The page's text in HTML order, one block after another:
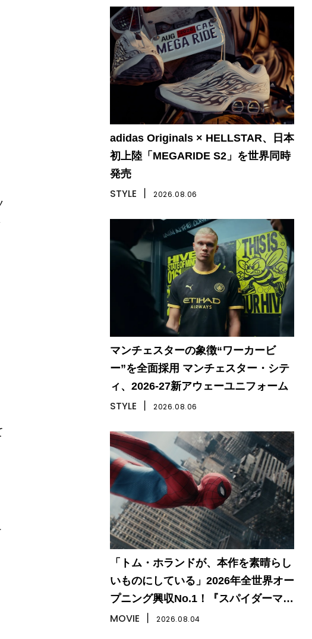
adidas Originals × HELLSTAR、日本
初上陸「MEGARIDE S2」を世界同時
発売
STYLE 2026.08.06
マンチェスターの象徴“ワーカービ
ー”を全面採用 マンチェスター・シテ
ィ、2026-27新アウェーユニフォーム
STYLE 2026.08.06
「トム・ホランドが、本作を素晴らし
いものにしている」2026年全世界オー
プニング興収No.1！『スパイダーマ
ン：ブランド・ニュー・デイ』
MOVIE 2026.08.04